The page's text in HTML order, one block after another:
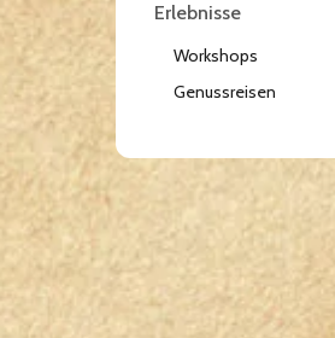
Erlebnisse
Workshops
Genussreisen